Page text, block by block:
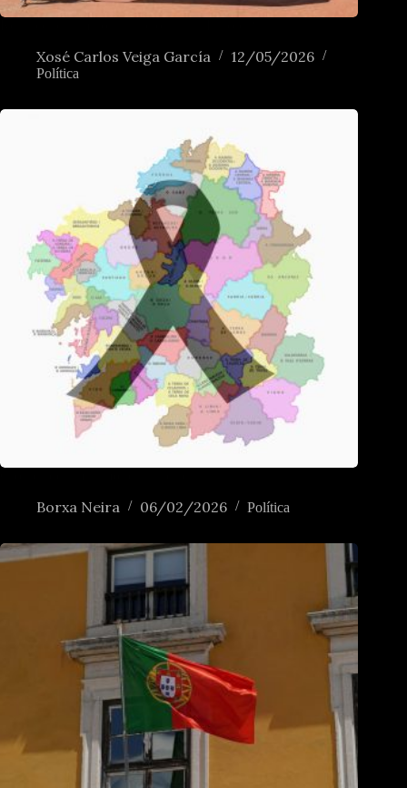
Xosé Carlos Veiga García 12/05/2026
Política
Borxa Neira 06/02/2026 Política